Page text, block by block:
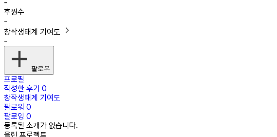
-
후원수
-
창작생태계 기여도
-
팔로우
프로필
작성한 후기 0
창작생태계 기여도
팔로워 0
팔로잉 0
등록된 소개가 없습니다.
올린 프로젝트